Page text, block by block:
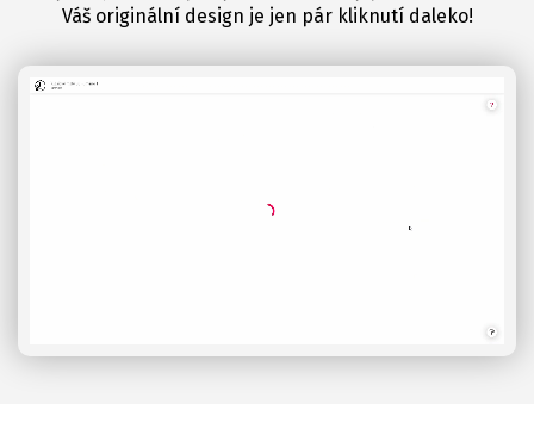
Váš originální design je jen pár kliknutí daleko!